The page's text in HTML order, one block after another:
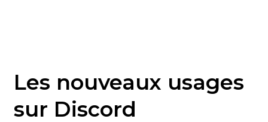
Les nouveaux usages
sur Discord